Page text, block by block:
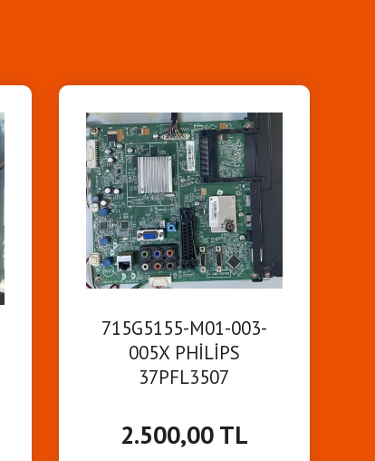
715G5155-M01-003-
005X PHİLİPS
37PFL3507
2.500,00 TL